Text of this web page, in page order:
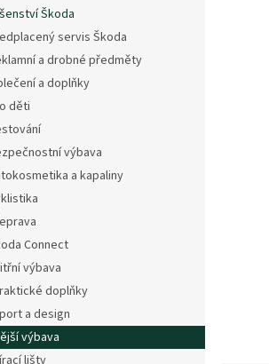
Škoda
servis Škoda
a drobné předměty
a doplňky
děti
výbava
a kapaliny
Connect
výbava
doplňky
a design
výbava
lišty